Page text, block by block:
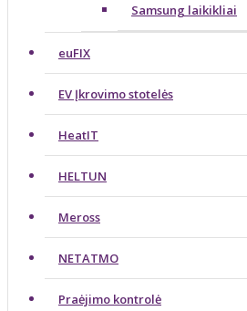
Samsung laikikliai
euFIX
EV Įkrovimo stotelės
HeatIT
HELTUN
Meross
NETATMO
Praėjimo kontrolė